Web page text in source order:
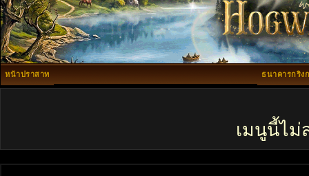
หน้าปราสาท ธนาคารกริง
เมนูนี้ไม่